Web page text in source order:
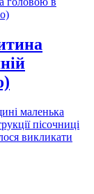
маленька
пісочниці
викликати